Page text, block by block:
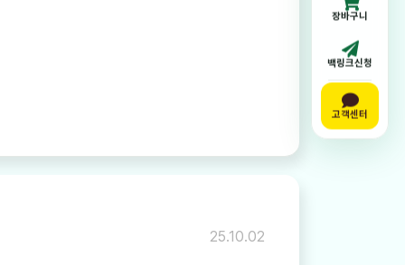
25.10.02
장바구니
백링크신청
고객센터